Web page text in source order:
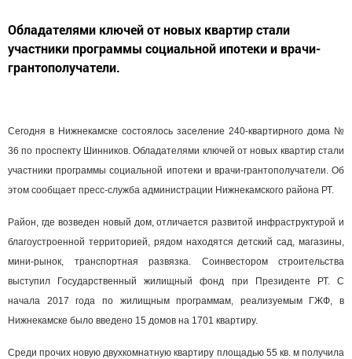
Обладателями ключей от новых квартир стали
участники программы социальной ипотеки и врачи-
грантополучатели.
Сегодня в Нижнекамске состоялось заселение 240-квартирного дома №
36 по проспекту Шинников. Обладателями ключей от новых квартир стали
участники программы социальной ипотеки и врачи-грантополучатели. Об
этом сообщает пресс-служба администрации Нижнекамского района РТ.
Район, где возведен новый дом, отличается развитой инфраструктурой и
благоустроенной территорией, рядом находятся детский сад, магазины,
мини-рынок, транспортная развязка. Соинвестором строительства
выступил Государственный жилищный фонд при Президенте РТ. С
начала 2017 года по жилищным программам, реализуемым ГЖФ, в
Нижнекамске было введено 15 домов на 1701 квартиру.
Среди прочих новую двухкомнатную квартиру площадью 55 кв. м получила